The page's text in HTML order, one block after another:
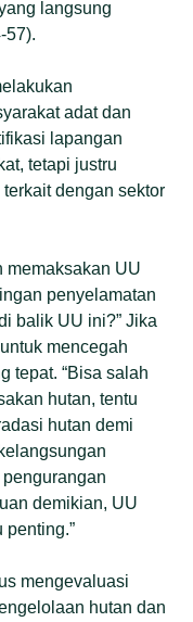
langsung
57).
adat dan
lapangan
tetapi justru
dengan sektor
memaksakan UU
penyelamatan
balik UU ini?” Jika
mencegah
tepat. “Bisa salah
hutan, tentu
hutan demi
demikian, UU
penting.”
mengevaluasi
hutan dan